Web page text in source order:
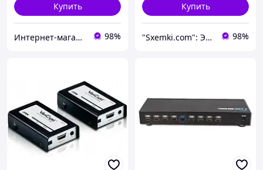
Купить
Интернет-магазин электроники 98%
Купить
"Sxemki.com": Электроника, схемы, модули! 98%